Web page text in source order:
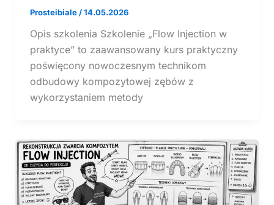
Prosteibiale /14.05.2026
Opis szkolenia Szkolenie „Flow Injection w
praktyce” to zaawansowany kurs praktyczny
poświęcony nowoczesnym technikom
odbudowy kompozytowej zębów z
wykorzystaniem metody